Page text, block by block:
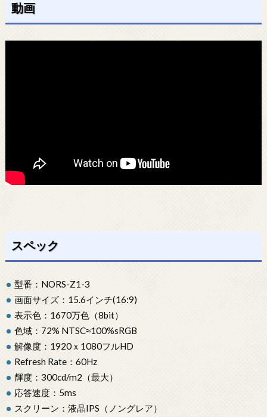
動画
スペック
型番：NORS-Z1-3
画面サイズ：15.6インチ(16:9)
表示色：1670万色（8bit）
色域：72% NTSC≈100%sRGB
解像度：1920ｘ1080フルHD
Refresh Rate：60Hz
輝度：300cd/m2（最大）
応答速度：5ms
スクリーン：液晶IPS（ノングレア）